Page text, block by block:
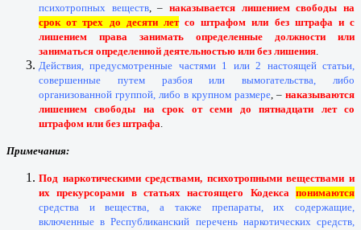
психотропных веществ, –наказывается лишением свободы на
срок от трех до десяти летсо штрафом или без штрафа и с
лишением права занимать определенные должности или
заниматься определенной деятельностью или без лишения
Действия, предусмотренные частями 1 или 2 настоящей статьи,
совершенные путем разбоя или вымогательства, либо
организованной группой, либо в крупном размере , – наказываются
лишением свободы на срок от семи до пятнадцати лет со
штрафом или без штрафа
Примечания:
Под наркотическими средствами, психотропными веществами и
их прекурсорами в статьях настоящего Кодекса понимаются
средства и вещества, а также препараты, их содержащие,
включенные в Республиканский перечень наркотических средств,